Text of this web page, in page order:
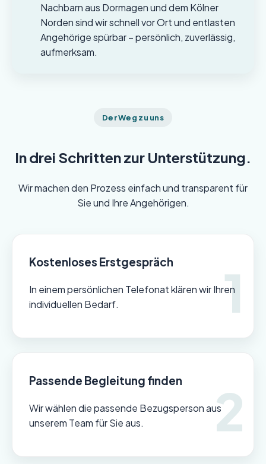
Nachbarn aus Dormagen und dem Kölner
Norden sind wir schnell vor Ort und entlasten
Angehörige spürbar – persönlich, zuverlässig,
aufmerksam.
Der Weg zu uns
In drei Schritten zur Unterstützung.
Wir machen den Prozess einfach und transparent für
Sie und Ihre Angehörigen.
Kostenloses Erstgespräch
In einem persönlichen Telefonat klären wir Ihren
individuellen Bedarf.
Passende Begleitung finden
Wir wählen die passende Bezugsperson aus
unserem Team für Sie aus.